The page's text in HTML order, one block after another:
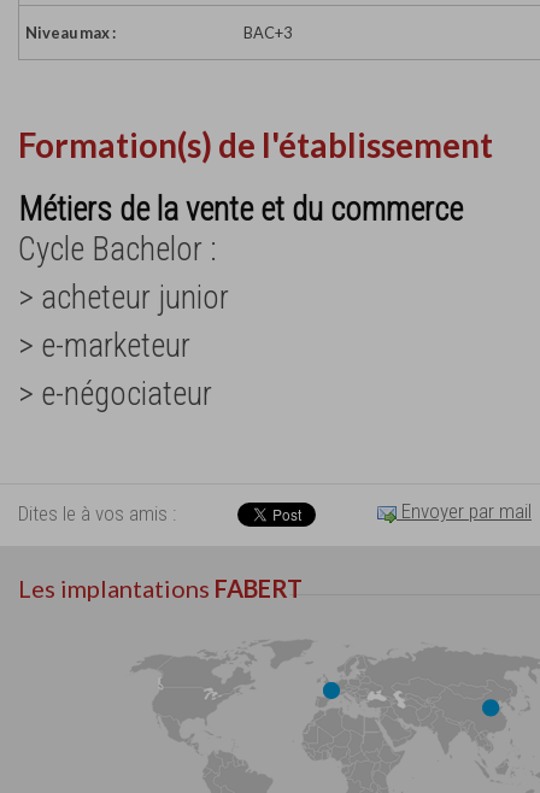
Niveau max : BAC+3
Formation(s) de l'établissement
Métiers de la vente et du commerce
Cycle Bachelor :
> acheteur junior
> e-marketeur
> e-négociateur
Dites le à vos amis : Envoyer par mail
Les implantations FABERT